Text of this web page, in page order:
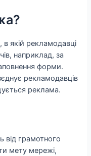
якій рекламодавці
наприклад, за
форми.
рекламодавців
реклама.
від грамотного
мету мережі,